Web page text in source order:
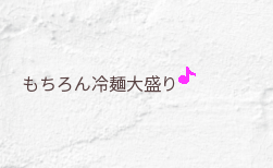
もちろん冷麺大盛り